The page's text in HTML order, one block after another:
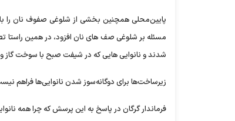
پایین‌محلی همچنین بخشی از شلوغی صفوف نان را
شدند و نانوایی هایی که در شیفت صبح با سوخت
زیرساخت‌ها برای دوگانه‌سوز شدن نانوایی‌ها فراهم
فرماندار گرگان در پاسخ به این پرسش که چرا همه